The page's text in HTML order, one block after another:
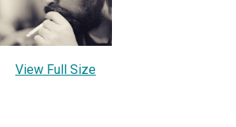
View Full Size